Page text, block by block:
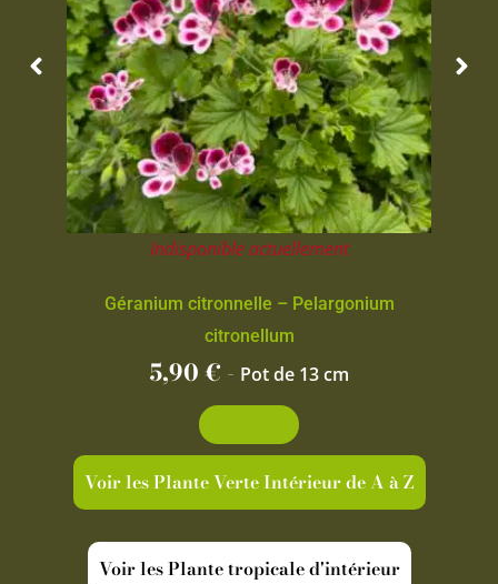
Indisponible actuellement
Géranium citronnelle – Pelargonium
citronellum
5,90€ - Pot de 13 cm
Voir les Plante Verte Intérieur de A à Z
Voir les Plante tropicale d'intérieur